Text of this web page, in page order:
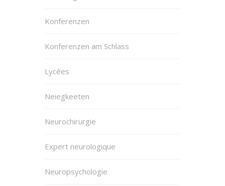
Konferenzen
Konferenzen am Schlass
Lycées
Neiegkeeten
Neurochirurgie
Expert neurologique
Neuropsychologie